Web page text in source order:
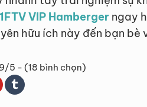
VIP Hamberger ngay
hữu ích này đến bạn bè
5 - (18 bình chọn)